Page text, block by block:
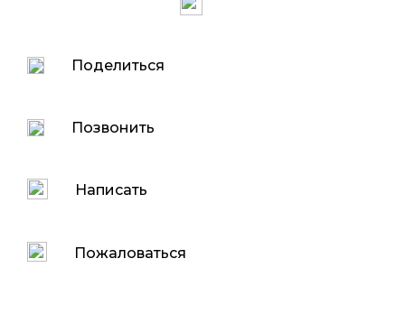
Поделиться
Позвонить
Написать
Пожаловаться